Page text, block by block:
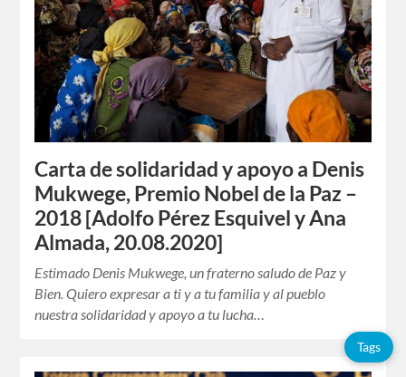
Carta de solidaridad y apoyo a Denis
Mukwege, Premio Nobel de la Paz –
2018 [Adolfo Pérez Esquivel y Ana
Almada, 20.08.2020]
Estimado Denis Mukwege, un fraterno saludo de Paz y
Bien. Quiero expresar a ti y a tu familia y al pueblo
nuestra solidaridad y apoyo a tu lucha…
Tags